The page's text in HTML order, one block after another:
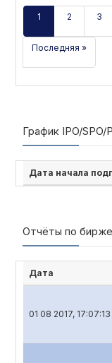
1 2 3
Последняя »
График IPO/SPO/
Дата начала
Отчёты по бирже
Дата
01 08 2017, 17:07:13